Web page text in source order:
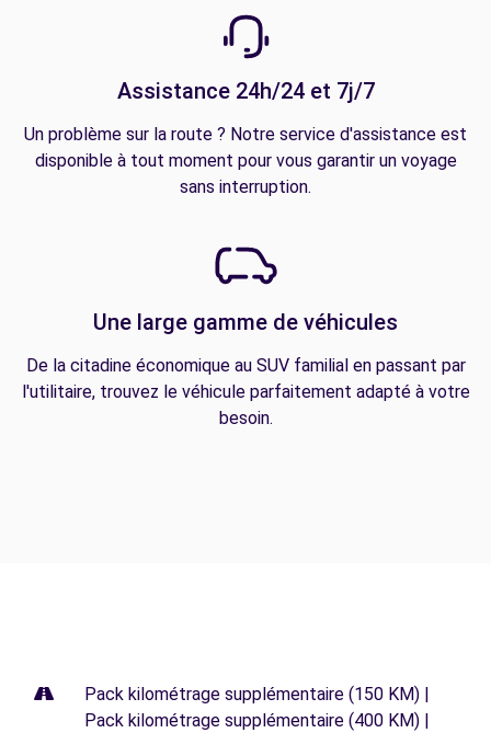
Assistance 24h/24 et 7j/7
Un problème sur la route ? Notre service d'assistance est
disponible à tout moment pour vous garantir un voyage
sans interruption.
Une large gamme de véhicules
De la citadine économique au SUV familial en passant par
l'utilitaire, trouvez le véhicule parfaitement adapté à votre
besoin.
Pack kilométrage supplémentaire (150 KM) |
Pack kilométrage supplémentaire (400 KM) |